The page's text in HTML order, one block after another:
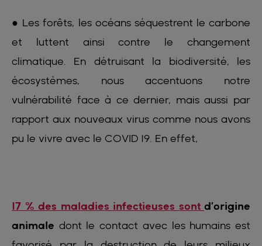
● Les forêts, les océans séquestrent le carbone
et luttent ainsi contre le changement
climatique. En détruisant la biodiversité, les
écosystèmes, nous accentuons notre
vulnérabilité face à ce dernier, mais aussi par
rapport aux nouveaux virus comme nous avons
pu le vivre avec le COVID 19. En effet,
17 % des maladies infectieuses sont d’origine
animale dont le contact avec les humains est